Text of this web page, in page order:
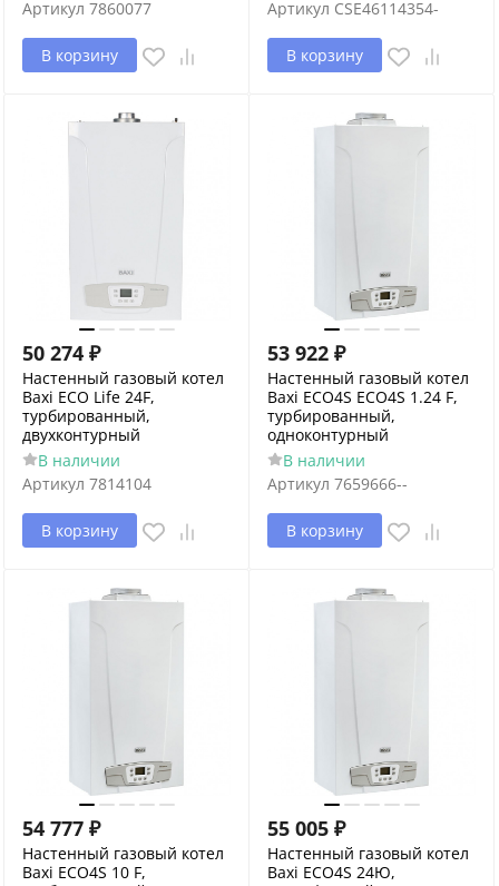
Артикул 7860077
В корзину
Артикул CSE46114354-
В корзину
50 274 ₽
Настенный газовый котел
Baxi ECO Life 24F,
турбированный,
двухконтурный
В наличии
Артикул 7814104
В корзину
53 922 ₽
Настенный газовый котел
Baxi ECO4S ECO4S 1.24 F,
турбированный,
одноконтурный
В наличии
Артикул 7659666--
В корзину
54 777 ₽
Настенный газовый котел
Baxi ECO4S 10 F,
55 005 ₽
Настенный газовый котел
Baxi ECO4S 24Ю,